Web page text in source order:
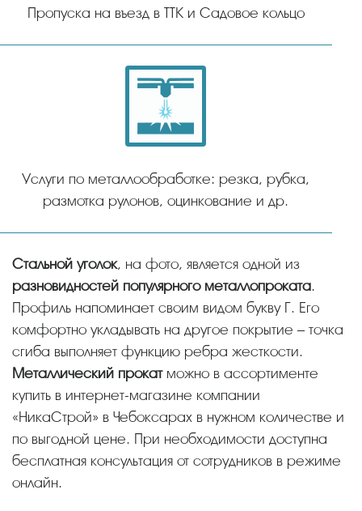
Пропуска на въезд в ТТК и Садовое кольцо
Услуги по металлообработке: резка, рубка,
размотка рулонов, оцинкование и др.
Стальной уголок, на фото, является одной из
разновидностей популярного металлопроката.
Профиль напоминает своим видом букву Г. Его
комфортно укладывать на другое покрытие – точка
сгиба выполняет функцию ребра жесткости.
Металлический прокатможно в ассортименте
купить в интернет-магазине компании
«НикаСтрой» в Чебоксарах в нужном количестве и
по выгодной цене. При необходимости доступна
бесплатная консультация от сотрудников в режиме
онлайн.